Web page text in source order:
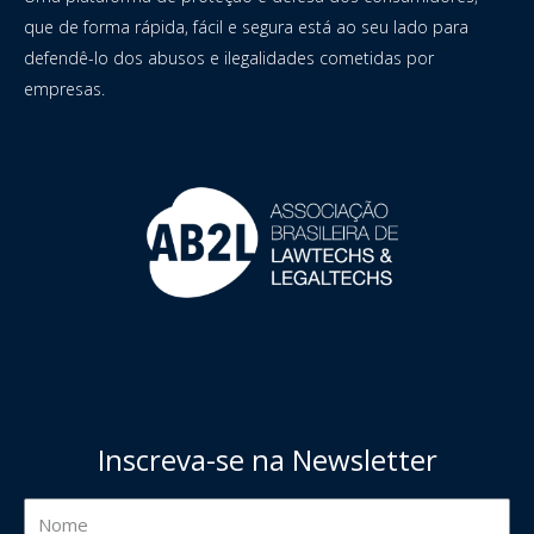
que de forma rápida, fácil e segura está ao seu lado para
defendê-lo dos abusos e ilegalidades cometidas por
empresas.
Inscreva-se na Newsletter